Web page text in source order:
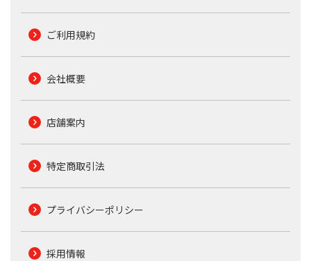
ご利用規約
会社概要
店舗案内
特定商取引法
プライバシーポリシー
採用情報